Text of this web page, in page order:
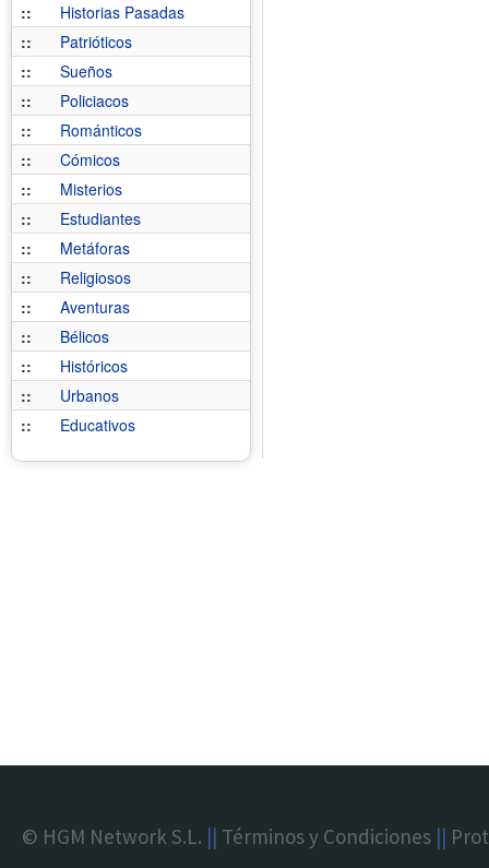
::
Historias Pasadas
::
Patrióticos
::
Sueños
::
Policiacos
::
Románticos
::
Cómicos
::
Misterios
::
Estudiantes
::
Metáforas
::
Religiosos
::
Aventuras
::
Bélicos
::
Históricos
::
Urbanos
::
Educativos
© HGM Network S.L. || Términos y Condiciones ||